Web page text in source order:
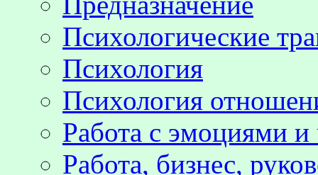
Психологические
Психология
Психология
Работа с эмоциями и
Работа, бизнес,